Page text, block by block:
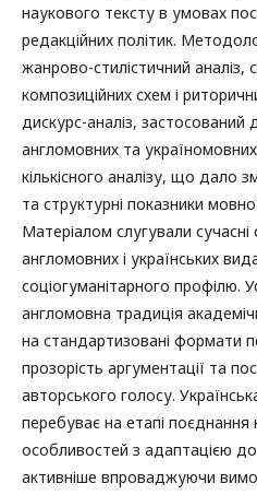
наукового тексту в умовах
редакційних політик.
жанрово-стилістичний
композиційних схем і
дискурс-аналіз, застосований
англомовних та
кількісного аналізу, що дало
та структурні показники
Матеріалом слугували сучасні
англомовних і українських
соціогуманітарного профілю.
англомовна традиція
на стандартизовані формати
прозорість аргументації та
авторського голосу.
перебуває на етапі поєднання
особливостей з адаптацією
активніше впроваджуючи